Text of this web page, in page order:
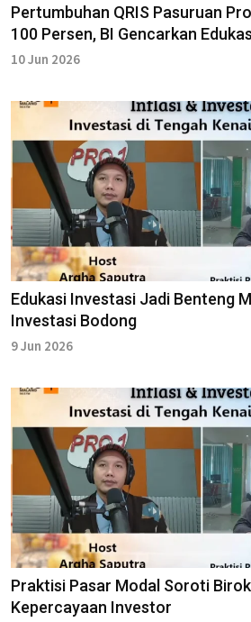
Pertumbuhan QRIS Pasuruan
100 Persen, BI Gencarkan
10 Jun 2026
Edukasi Investasi Jadi Benteng
Investasi Bodong
9 Jun 2026
Praktisi Pasar Modal Soroti
Kepercayaan Investor